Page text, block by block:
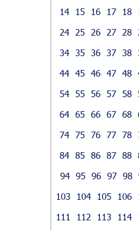
14
15 16 17 18
24
25 26 27 28
34 35 36 37 38
44 45 46 47 48
54 55 56 57 58
64 65 66 67 68
74 75 76 77 78
84 85 86 87 88
94 95 96 97 98
103
104 105 106
111
112 113 114